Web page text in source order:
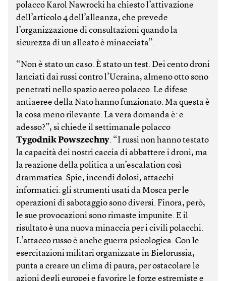
polacco Karol Nawrocki ha chiesto l’attivazione
dell’articolo 4 dell’alleanza, che prevede
l’organizzazione di consultazioni quando la
sicurezza di un alleato è minacciata”.
“Non è stato un caso. È stato un test. Dei cento droni
lanciati dai russi contro l’Ucraina, almeno otto sono
penetrati nello spazio aereo polacco. Le difese
antiaeree della Nato hanno funzionato. Ma questa è
la cosa meno rilevante. La vera domanda è: e
adesso?”, si chiede il settimanale polacco
Tygodnik Powszechny. “I russi non hanno testato
la capacità dei nostri caccia di abbattere i droni, ma
la reazione della politica a un’escalation così
drammatica. Spie, incendi dolosi, attacchi
informatici: gli strumenti usati da Mosca per le
operazioni di sabotaggio sono diversi. Finora, però,
le sue provocazioni sono rimaste impunite. E il
risultato è una nuova minaccia per i civili polacchi.
L’attacco russo è anche guerra psicologica. Con le
esercitazioni militari organizzate in Bielorussia,
punta a creare un clima di paura, per ostacolare le
azioni degli europei e favorire le forze estremiste e